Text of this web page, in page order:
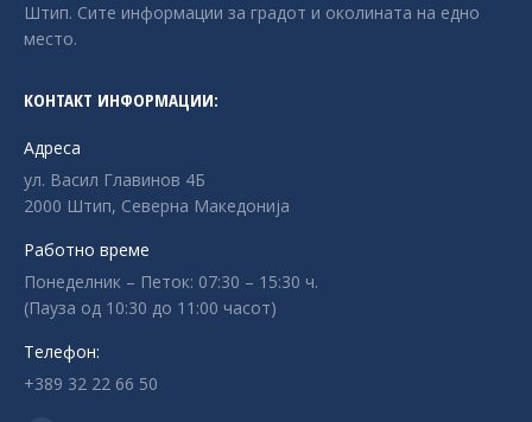
Штип. Сите информации за градот и околината на едно
место.
КОНТАКТ ИНФОРМАЦИИ:
Адреса
ул. Васил Главинов 4Б
2000 Штип, Северна Македонија
Работно време
Понеделник – Петок: 07:30 – 15:30 ч.
(Пауза од 10:30 до 11:00 часот)
Телефон:
+389 32 22 66 50